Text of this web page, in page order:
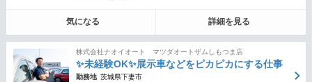
気になる 詳細を見る
株式会社ナオイオート マツダオートザムしもつま店
✨未経験OK✨展示車などをピカピカにする仕事
勤務地 茨城県下妻市